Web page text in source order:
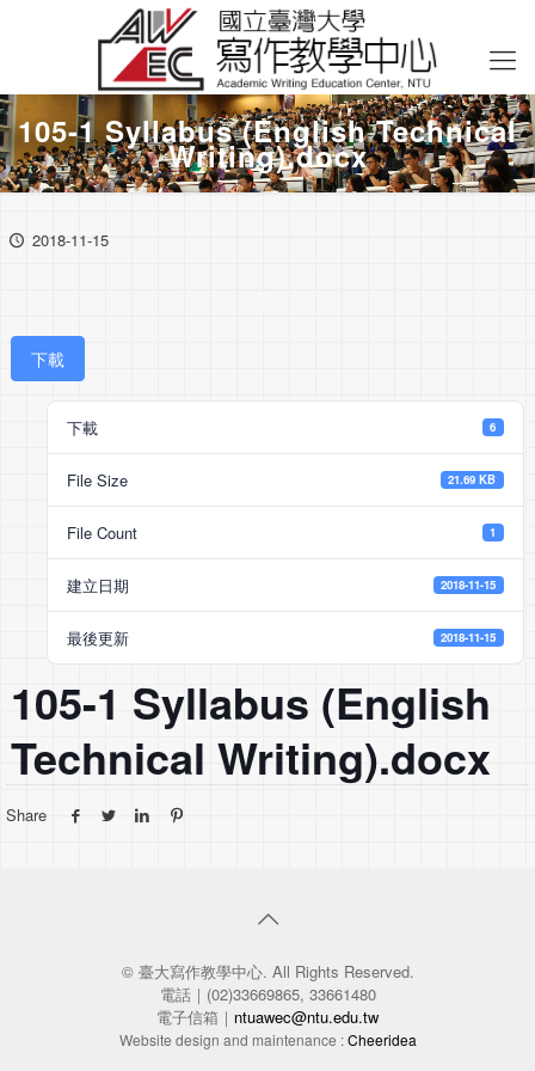
105-1 Syllabus (English Technical
Writing).docx
2018-11-15
下載
下載 6
File Size 21.69 KB
File Count 1
建立日期 2018-11-15
最後更新 2018-11-15
105-1 Syllabus (English
Technical Writing).docx
Share
© 臺大寫作教學中心. All Rights Reserved.
電話｜(02)33669865, 33661480
電子信箱｜ ntuawec@ntu.edu.tw
Website design and maintenance :Cheeridea